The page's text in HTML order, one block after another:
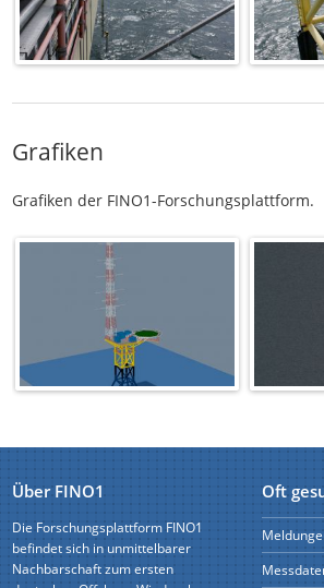
Grafiken
Grafiken der FINO1-Forschungsplattform.
Über FINO1
Die Forschungsplattform FINO1
befindet sich in unmittelbarer
Nachbarschaft zumersten
Oft